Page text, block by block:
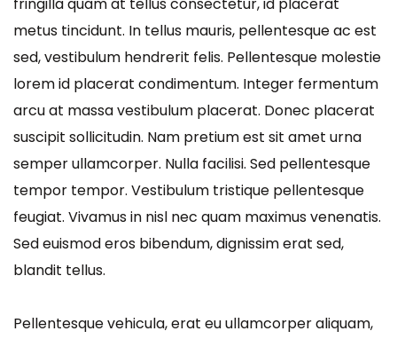
metus tincidunt. In tellus mauris, pellentesque ac est
sed, vestibulum hendrerit felis. Pellentesque molestie
lorem id placerat condimentum. Integer fermentum
arcu at massa vestibulum placerat. Donec placerat
suscipit sollicitudin. Nam pretium est sit amet urna
semper ullamcorper. Nulla facilisi. Sed pellentesque
tempor tempor. Vestibulum tristique pellentesque
feugiat. Vivamus in nisl nec quam maximus venenatis.
Sed euismod eros bibendum, dignissim erat sed,
blandit tellus.
Pellentesque vehicula, erat eu ullamcorper aliquam,